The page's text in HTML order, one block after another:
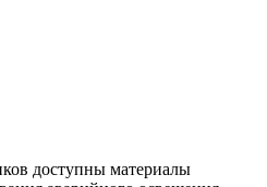
доступны материалы